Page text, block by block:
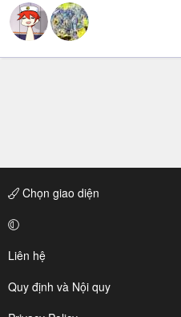
Chọn giao diện
Liên hệ
Quy định và Nội quy